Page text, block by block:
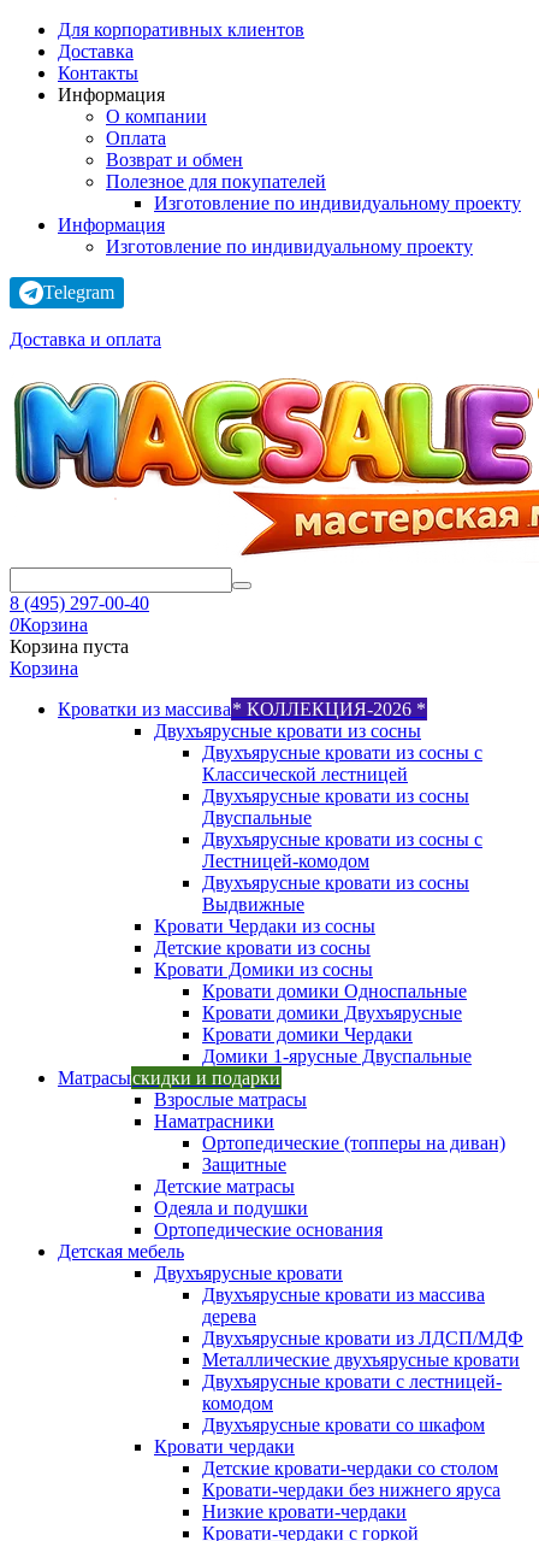
Для корпоративных клиентов
Доставка
Контакты
Информация
О компании
Оплата
Возврат и обмен
Полезное для покупателей
Изготовление по индивидуальному проекту
Информация
Изготовление по индивидуальному проекту
Telegram
Доставка и оплата
8 (495) 297-00-40
0Корзина
Корзина пуста
Корзина
Кроватки из массива* КОЛЛЕКЦИЯ-2026 *
Двухъярусные кровати из сосны
Двухъярусные кровати из сосны с
Классической лестницей
Двухъярусные кровати из сосны
Двуспальные
Двухъярусные кровати из сосны с
Лестницей-комодом
Двухъярусные кровати из сосны
Выдвижные
Кровати Чердаки из сосны
Детские кровати из сосны
Кровати Домики из сосны
Кровати домики Односпальные
Кровати домики Двухъярусные
Кровати домики Чердаки
Домики 1-ярусные Двуспальные
Матрасыскидки и подарки
Взрослые матрасы
Наматрасники
Ортопедические (топперы на диван)
Защитные
Детские матрасы
Одеяла и подушки
Ортопедические основания
Детская мебель
Двухъярусные кровати
Двухъярусные кровати из массива
дерева
Двухъярусные кровати из ЛДСП/МДФ
Металлические двухъярусные кровати
Двухъярусные кровати с лестницей-
комодом
Двухъярусные кровати со шкафом
Кровати чердаки
Детские кровати-чердаки со столом
Кровати-чердаки без нижнего яруса
Низкие кровати-чердаки
Кровати-чердаки с горкой